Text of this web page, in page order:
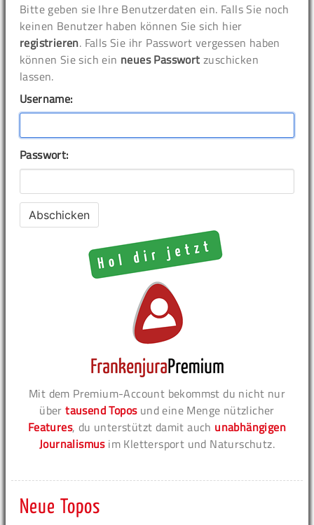
Bitte geben sie Ihre Benutzerdaten ein. Falls Sie noch
keinen Benutzer haben können Sie sich hier
registrieren. Falls Sie ihr Passwort vergessen haben
können Sie sich ein neues Passwort zuschicken
lassen.
Username:
Passwort:
Mit dem Premium-Account bekommst du nicht nur
übertausend Toposund eine Menge nützlicher
Features, du unterstützt damit auch unabhängigen
Journalismusim Klettersport und Naturschutz.
Neue Topos